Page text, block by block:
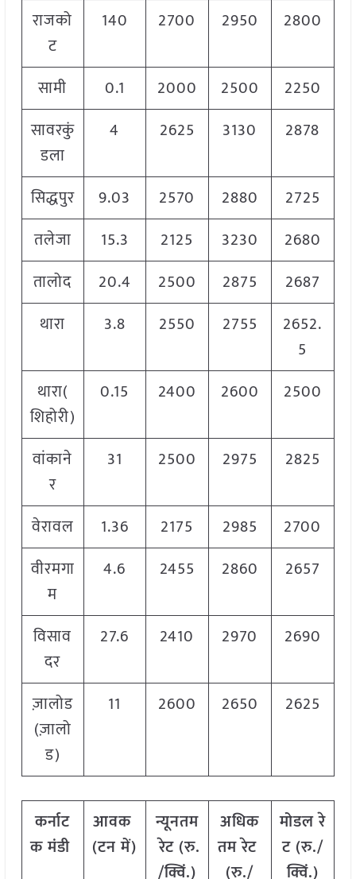
राजको
ट
140 2700 2950 2800
सामी 0.1 2000 2500
2250
सावरकुं
डला
4 2625 3130 2878
सिद्धपुर 9.03 2570 2880
2725
तलेजा
15.3 2125 3230
2680
तालोद
20.4 2500 2875
2687
थारा
3.8 2550 2755
2652.
5
थारा(
शिहोरी)
0.15 2400 2600 2500
वांकाने
र
31 2500 2975 2825
वेरावल 1.36 2175 2985
2700
वीरमगा
म
4.6 2455 2860 2657
विसाव
दर
27.6 2410 2970 2690
ज़ालोड
(ज़ालो
ड)
11 2600 2650 2625
कर्नाट
कमंडी
आवक
(टन में)
न्यूनतम
रेट(रु.
/क्विं.)
अधिक
तमरेट
(रु./
मोडलरे
ट (रु./
क्विं.)